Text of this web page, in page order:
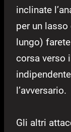
inclinate
per un
lungo)
corsa verso
l’avversario.
Gli altri